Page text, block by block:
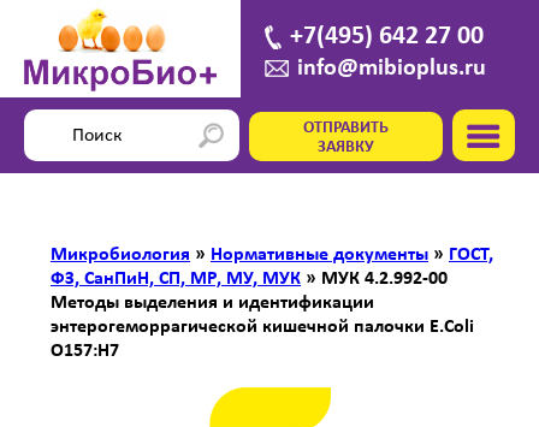
+7(495) 642 27 00
info@mibioplus.ru
ОТПРАВИТЬ
ЗАЯВКУ
Микробиология » Нормативные документы » ГОСТ,
ФЗ, СанПиН, СП, МР, МУ, МУК » МУК 4.2.992-00
Методы выделения и идентификации
энтерогеморрагической кишечной палочки E.Coli
O157:H7